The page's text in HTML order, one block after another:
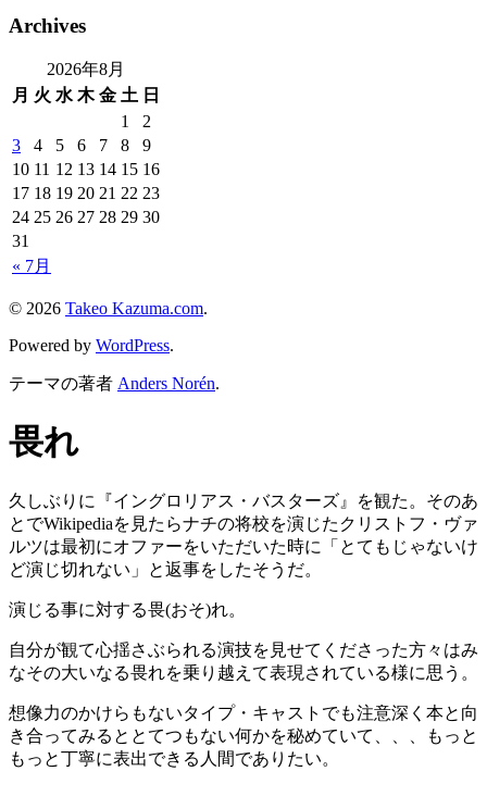
Archives
2026年8月
月 火 水 木 金 土 日
« 7月
1
2
3
4 5 6 7 8
9
10 11 12 13 14 15 16
17 18 19 20 21 22 23
24 25 26 27 28 29 30
31
© 2026 Takeo Kazuma.com.
Powered by WordPress.
テーマの著者 Anders Norén.
畏れ
久しぶりに『イングロリアス・バスターズ』を観た。そのあ
とでWikipediaを見たらナチの将校を演じたクリストフ・ヴァ
ルツは最初にオファーをいただいた時に「とてもじゃないけ
ど演じ切れない」と返事をしたそうだ。
演じる事に対する畏(おそ)れ。
自分が観て心揺さぶられる演技を見せてくださった方々はみ
なその大いなる畏れを乗り越えて表現されている様に思う。
想像力のかけらもないタイプ・キャストでも注意深く本と向
き合ってみるととてつもない何かを秘めていて、、、もっと
もっと丁寧に表出できる人間でありたい。